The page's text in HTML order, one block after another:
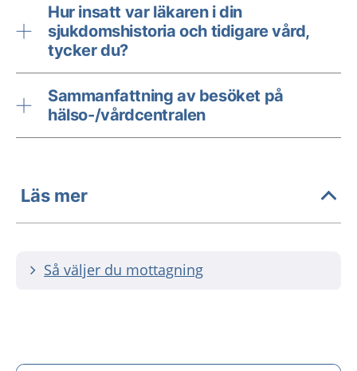
Hur insatt var läkaren i din
sjukdomshistoria och tidigare vård,
tycker du?
Sammanfattning av besöket på
hälso-/vårdcentralen
Läs mer
Så väljer du mottagning